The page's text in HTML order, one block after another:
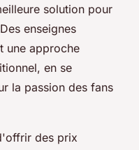
solution pour
enseignes
une approche
en se
la passion des fans
des prix